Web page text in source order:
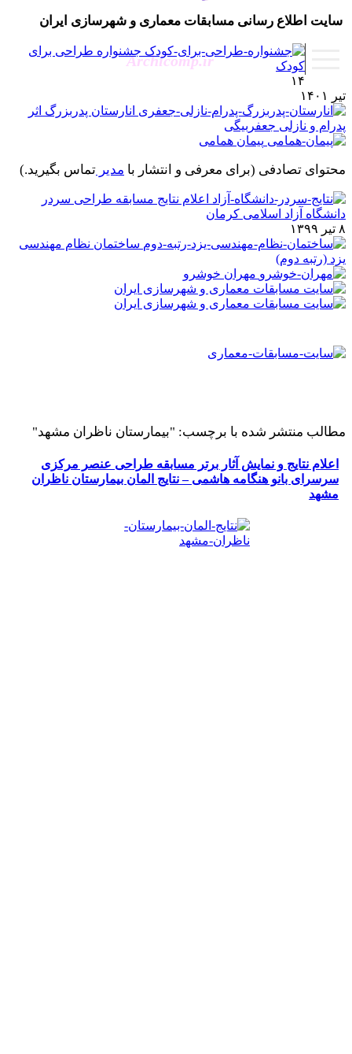
سایت اطلاع رسانی مسابقات معماری و شهرسازی ایران
Archicomp.ir
جشنواره طراحی برای
کودک
۱۴
۱۴۰۱
انارستان پدربزرگ اثر
و نازلی جعفربیگی
پیمان همامی
تصادفی (برای معرفی و انتشار بامدیرتماس بگیرید.)
اعلام نتایج مسابقه طراحی سردر
آزاد اسلامی کرمان
ساختمان نظام مهندسی
(رتبه دوم)
مهران خوشرو
منتشر شده با برچسب: "بیمارستان ناظران مشهد"
اعلام نتایج و نمایش آثار برتر مسابقه طراحی عنصر مرکزی
سرسرای بانو هنگامه هاشمی – نتایج المان بیمارستان ناظران
مشهد